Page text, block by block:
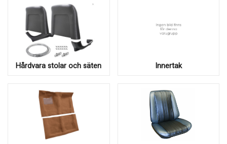
Hårdvara stolar och säten Innertak